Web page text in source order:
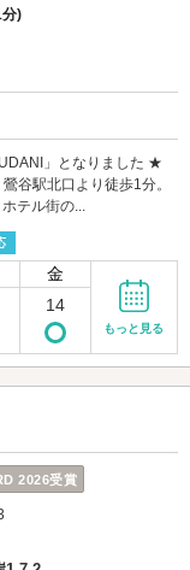
)
」となりました ★
谷駅北口より徒歩1分。
テル街の...
金
14
もっと見る
2026受賞
のうち4